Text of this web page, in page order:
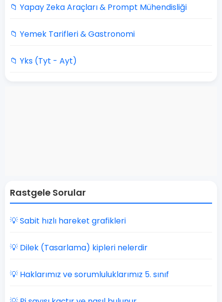
📁 Yapay Zeka Araçları & Prompt Mühendisliği
📁 Yemek Tarifleri & Gastronomi
📁 Yks (Tyt - Ayt)
Rastgele Sorular
💡 Sabit hızlı hareket grafikleri
💡 Dilek (Tasarlama) kipleri nelerdir
💡 Haklarımız ve sorumluluklarımız 5. sınıf